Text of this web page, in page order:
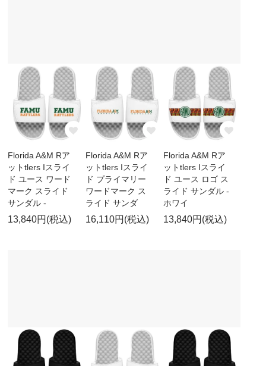
Florida A&M Rア
ットtlers Iスライ
ド ユース ワード
マーク スライド
サンダル -
13,840円(税込)
Florida A&M Rア
ットtlers Iスライ
ド プライマリー
ワードマーク ス
ライド サンダ
16,110円(税込)
Florida A&M Rア
ットtlers Iスライ
ド ユース ロゴ ス
ライド サンダル -
ホワイ
13,840円(税込)